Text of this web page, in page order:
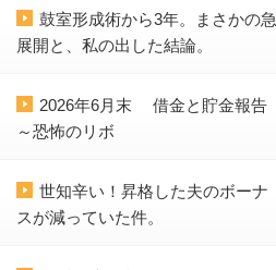
鼓室形成術から3年。まさかの急
展開と、私の出した結論。
2026年6月末 借金と貯金報告
～恐怖のリボ
世知辛い！昇格した夫のボーナ
スが減っていた件。